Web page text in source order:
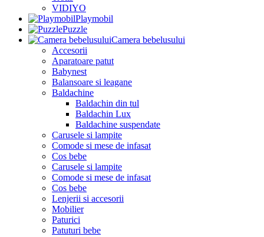
VIDIYO
Playmobil
Puzzle
Camera bebelusului
Accesorii
Aparatoare patut
Babynest
Balansoare si leagane
Baldachine
Baldachin din tul
Baldachin Lux
Baldachine suspendate
Carusele si lampite
Comode si mese de infasat
Cos bebe
Carusele si lampite
Comode si mese de infasat
Cos bebe
Lenjerii si accesorii
Mobilier
Paturici
Patuturi bebe